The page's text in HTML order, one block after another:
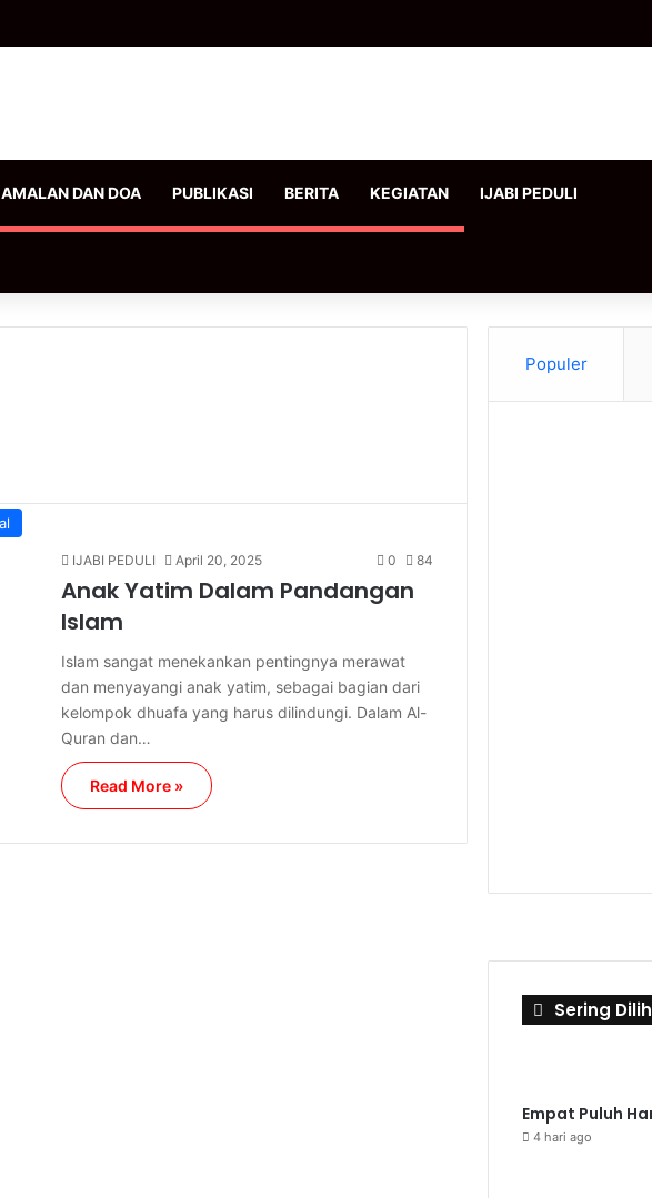
AMALAN DAN DOA PUBLIKASI BERITA KEGIATAN IJABI PEDULI
IJABI PEDULI April 20, 2025 0 84
Anak Yatim Dalam Pandangan
Islam
Islam sangat menekankan pentingnya merawat
dan menyayangi anak yatim, sebagai bagian dari
kelompok dhuafa yang harus dilindungi. Dalam Al-
Quran dan…
Read More »
Populer
Sering
Empat Puluh
4 hari ago